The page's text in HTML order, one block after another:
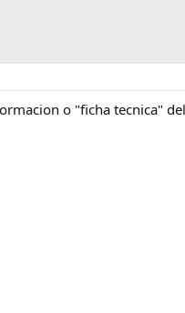
o "ficha tecnica"